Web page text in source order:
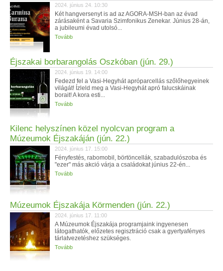
2024. június 24. 10:30
Két hangversenyt is ad az AGORA-MSH-ban az évad
zárásaként a Savaria Szimfonikus Zenekar. Június 28-án,
a jubileumi évad utolsó...
Tovább
Éjszakai borbarangolás Oszkóban (jún. 29.)
2024. június 19. 14:00
Fedezd fel a Vasi-Hegyhát apróparcellás szőlőhegyeinek
világát! Ízleld meg a Vasi-Hegyhát apró falucskáinak
borait! A kora esti...
Tovább
Kilenc helyszínen közel nyolcvan program a
Múzeumok Éjszakáján (jún. 22.)
2024. június 17. 15:00
Fényfestés, rabomobil, börtöncellák, szabadulószoba és
"ezer" más akció várja a családokat június 22-én...
Tovább
Múzeumok Éjszakája Körmenden (jún. 22.)
2024. június 17. 11:00
A Múzeumok Éjszakája programjaink ingyenesen
látogathatók, előzetes regisztráció csak a gyertyafényes
tárlatvezetéshez szükséges.
Tovább